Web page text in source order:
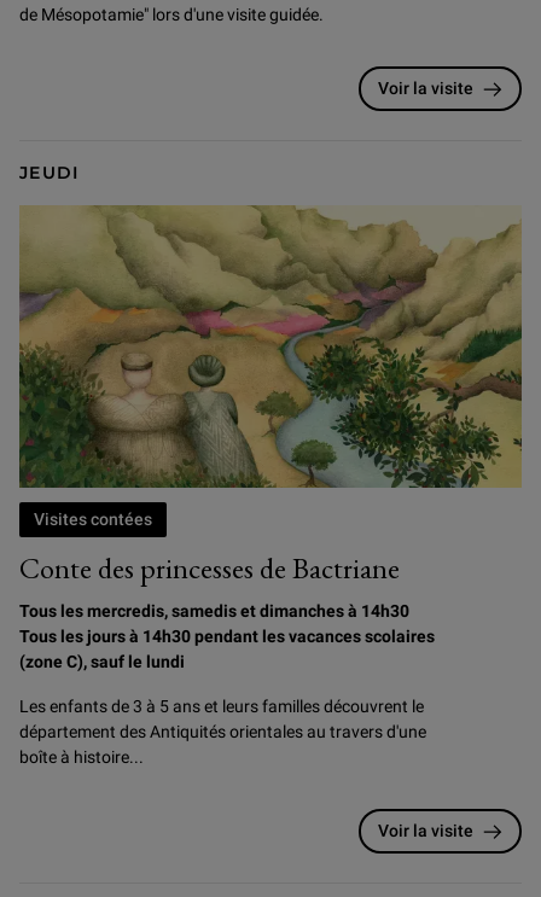
de Mésopotamie" lors d'une visite guidée.
Voir la visite
JEUDI
Conte des princesses de Bactriane
Visites contées
Tous les mercredis, samedis et dimanches à 14h30
Tous les jours à 14h30 pendant les vacances scolaires
(zone C), sauf le lundi
Les enfants de 3 à 5 ans et leurs familles découvrent le
département des Antiquités orientales au travers d'une
boîte à histoire...
Voir la visite